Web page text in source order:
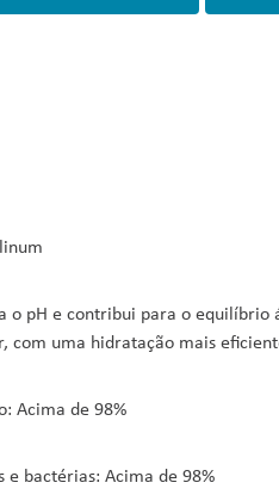
o pH e contribui para o equilíbrio
com uma hidratação mais
Acima de 98%
e bactérias: Acima de 98%